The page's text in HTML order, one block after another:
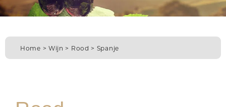
Home > Wijn > Rood > Spanje